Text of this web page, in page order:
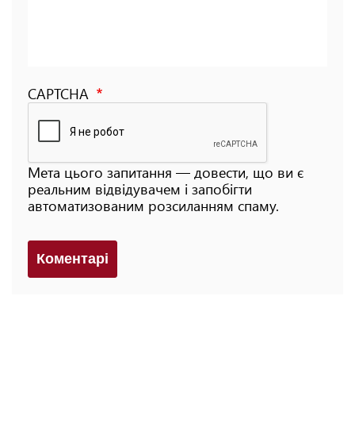
CAPTCHA
Мета цього запитання — довести, що ви є
реальним відвідувачем і запобігти
автоматизованим розсиланням спаму.
Коментарi